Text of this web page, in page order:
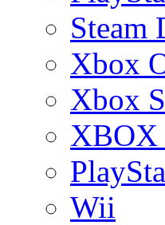
Steam
Xbox
Xbox
XBOX
Wii